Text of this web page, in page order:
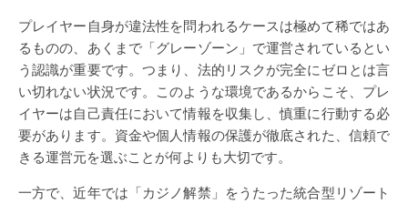
プレイヤー自身が違法性を問われるケースは極めて稀ではあ
るものの、あくまで「グレーゾーン」で運営されているとい
う認識が重要です。つまり、法的リスクが完全にゼロとは言
い切れない状況です。このような環境であるからこそ、プレ
イヤーは自己責任において情報を収集し、慎重に行動する必
要があります。資金や個人情報の保護が徹底された、信頼で
きる運営元を選ぶことが何よりも大切です。
一方で、近年では「カジノ解禁」をうたった統合型リゾート